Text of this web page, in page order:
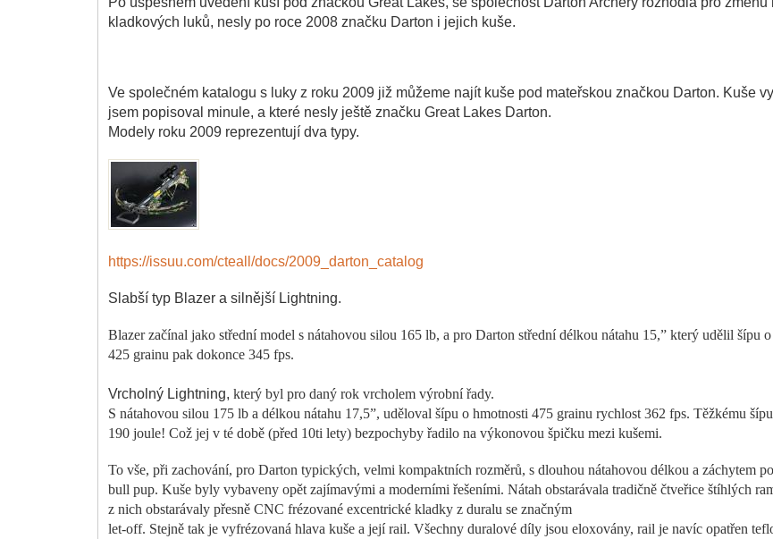
kladkových luků, nesly po roce 2008 značku Darton i jejich kuše.
Ve společném katalogu s luky z roku 2009 již můžeme najít kuše pod mateřskou značkou Darton. Kuše
jsem popisoval minule, a které nesly ještě značku Great Lakes Darton.
Modely roku 2009 reprezentují dva typy.
https://issuu.com/cteall/docs/2009_darton_catalog
Slabší typ Blazer a silnější Lightning.
Blazer začínal jako střední model s nátahovou silou 165 lb, a pro Darton střední délkou nátahu 15,” který udělil šípu
425 grainu pak dokonce 345 fps.
Vrcholný Lightning, který byl pro daný rok vrcholem výrobní řady.
S nátahovou silou 175 lb a délkou nátahu 17,5”, uděloval šípu o hmotnosti 475 grainu rychlost 362 fps. Těžkému
190 joule! Což jej v té době (před 10ti lety) bezpochyby řadilo na výkonovou špičku mezi kušemi.
To vše, při zachování, pro Darton typických, velmi kompaktních rozměrů, s dlouhou nátahovou délkou a záchytem
bull pup. Kuše byly vybaveny opět zajímavými a moderními řešeními. Nátah obstarávala tradičně čtveřice štíhlých
z nich obstarávaly přesně CNC frézované excentrické kladky z duralu se značným
let-off. Stejně tak je vyfrézovaná hlava kuše a její rail. Všechny duralové díly jsou eloxovány, rail je navíc opatřen